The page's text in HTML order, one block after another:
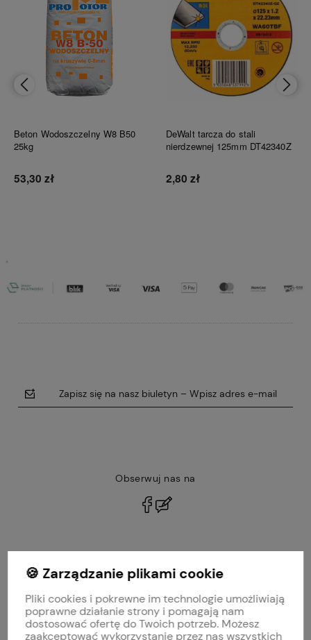
Beton Wodoszczelny W8 B50
25kg
53,30 zł
DeWalt tarcza do stali
nierdzewnej 125mm DT42340Z
2,80 zł
Zapisz się na nasz biuletyn – Wpisz adres e-mail
Obserwuj nas na
MOJE KONTO
PŁATNOŚCI I DOSTAWA
🍪 Zarządzanie plikami cookie
Pliki cookies i pokrewne im technologie umożliwiają
poprawne działanie strony i pomagają nam
dostosować ofertę do Twoich potrzeb. Możesz
zaakceptować wykorzystanie przez nas wszystkich